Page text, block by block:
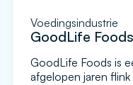
Voedingsindustrie
GoodLife Foods
GoodLife Foods is
afgelopen jaren